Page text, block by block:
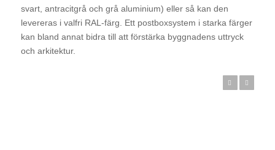
svart, antracitgrå och grå aluminium) eller så kan den
levereras i valfri RAL-färg. Ett postboxsystem i starka färger
kan bland annat bidra till att förstärka byggnadens uttryck
och arkitektur.